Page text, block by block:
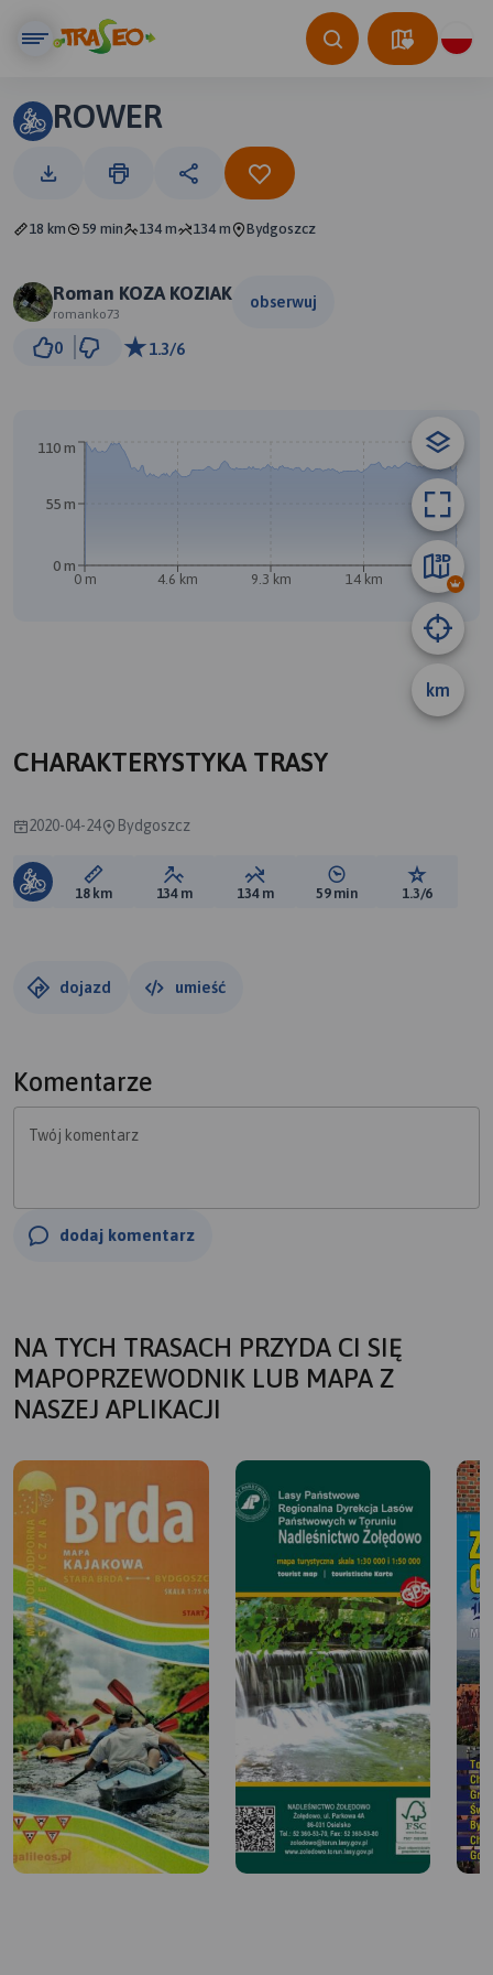
ROWER
18 km 59 min 134 m 134 m Bydgoszcz
Roman KOZA KOZIAK
romanko73
obserwuj
0 1.3/6
B
km
0 m 4.6 km 9.3 km 14 km 18 km
0 m
55 m
110 m
CHARAKTERYSTYKA TRASY
2020-04-24 Bydgoszcz
Długość trasy:
18 km Suma przewyższeń:
134 m Suma spadków:
134 m Średni czas potrzebny
59 min Ocena
1.3/6
dojazd umieść
Komentarze
Twój komentarz
dodaj komentarz
NA TYCH TRASACH PRZYDA CI SIĘ
MAPOPRZEWODNIK LUB MAPA Z
NASZEJ APLIKACJI